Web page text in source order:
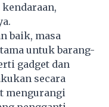
baik, masa
untuk barang-
gadget dan
secara
mengurangi